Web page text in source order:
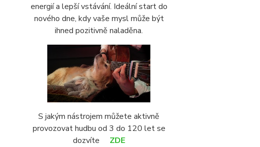
energií a lepší vstávání. Ideální start do
nového dne, kdy vaše mysl může být
ihned pozitivně naladěna.
S jakým nástrojem můžete aktivně
provozovat hudbu od 3 do 120 let se
dozvíte ZDE